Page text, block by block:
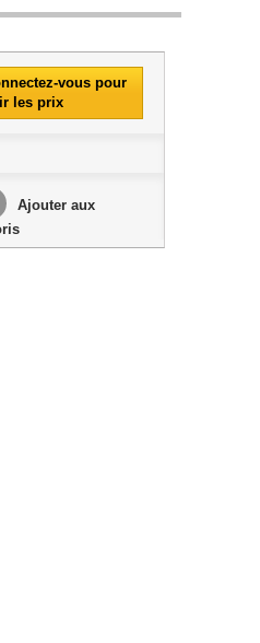
vous pour
les prix
Ajouter aux